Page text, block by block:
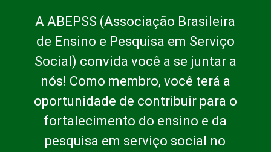
A ABEPSS (Associação Brasileira
de Ensino e Pesquisa em Serviço
Social) convida você a se juntar a
nós! Como membro, você terá a
oportunidade de contribuir para o
fortalecimento do ensino e da
pesquisa em serviço social no